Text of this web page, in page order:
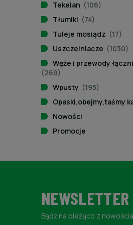
Tekelan (106)
Tłumiki (74)
Tuleje mosiądz (17)
Uszczelniacze (1030)
Węże i przewody
(269)
Wpusty (195)
Opaski,obejmy,taśmy
Nowości
Promocje
NEWSLETTER
Bądź na bieżąco z